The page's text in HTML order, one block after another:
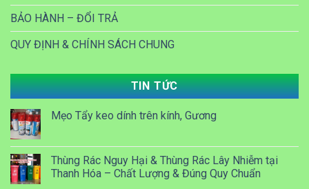
BẢO HÀNH – ĐỔI TRẢ
QUY ĐỊNH & CHÍNH SÁCH CHUNG
TIN TỨC
Mẹo Tẩy keo dính trên kính, Gương
Thùng Rác Nguy Hại & Thùng Rác Lây Nhiễm tại
Thanh Hóa – Chất Lượng & Đúng Quy Chuẩn